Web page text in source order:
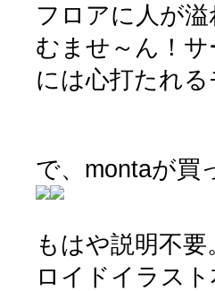
フロアに人が
むませ～ん！
には心打たれ
で、montaが買
もはや説明不要
ロイドイラス